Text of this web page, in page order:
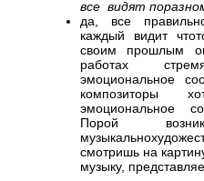
все видят
да, все
каждый видит
своим прошлым
работах
эмоциональное
композиторы
эмоциональное
Порой
смотришь на
музыку,